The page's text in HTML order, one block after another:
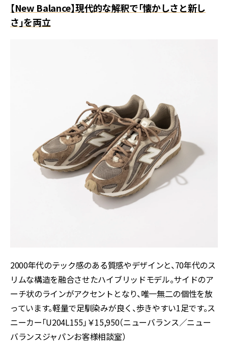
【New Balance】現代的な解釈で「懐かしさと新し
さ」を両立
2000年代のテック感のある質感やデザインと、70年代のス
リムな構造を融合させたハイブリッドモデル。サイドのア
ーチ状のラインがアクセントとなり、唯一無二の個性を放
っています。軽量で足馴染みが良く、歩きやすい1足です。ス
ニーカー「U204L155」￥15,950（ニューバランス／ニュー
バランスジャパンお客様相談室）